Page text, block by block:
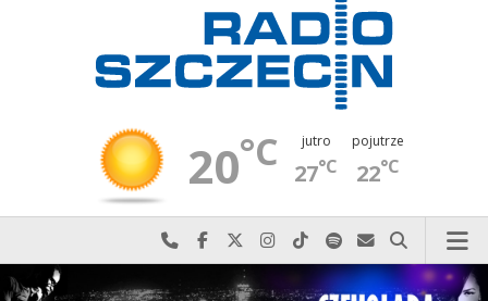
20°C jutro
27°C
pojutrze
22°C
Najlepiej po prostu do nas zadzwoń
Odwiedź nas na Facebook-u
Odwiedź nas na X
Odwiedź nas na Instagram-ie
Odwiedź nas na TikTok-u
Szukaj nas na Spotify
Wyślij do nas
Szukaj